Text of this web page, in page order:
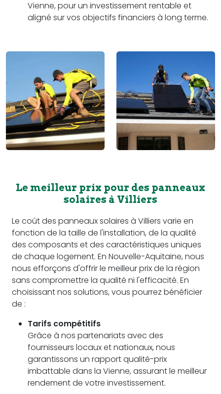
Vienne, pour un investissement rentable et
aligné sur vos objectifs financiers à long terme.
Le meilleur prix pour des panneaux
solaires à Villiers
Le coût des panneaux solaires à Villiers varie en
fonction de la taille de l'installation, de la qualité
des composants et des caractéristiques uniques
de chaque logement. En Nouvelle-Aquitaine, nous
nous efforçons d'offrir le meilleur prix de la région
sans compromettre la qualité ni l'efficacité. En
choisissant nos solutions, vous pourrez bénéficier
de :
Tarifs compétitifs
Grâce à nos partenariats avec des
fournisseurs locaux et nationaux, nous
garantissons un rapport qualité-prix
imbattable dans la Vienne, assurant le meilleur
rendement de votre investissement.